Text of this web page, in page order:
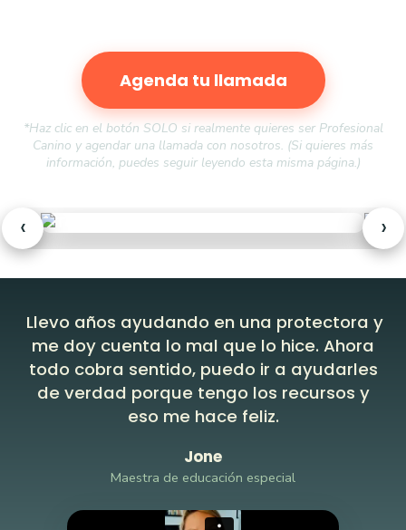
Agenda tu llamada
*Haz clic en el botón SOLO si realmente quieres ser Profesional
Canino y agendar una llamada con nosotros. (Si quieres más
información, puedes seguir leyendo esta misma página.)
‹ ›
Llevo años ayudando en una protectora y
me doy cuenta lo mal que lo hice. Ahora
todo cobra sentido, puedo ir a ayudarles
de verdad porque tengo los recursos y
eso me hace feliz.
Jone
Maestra de educación especial